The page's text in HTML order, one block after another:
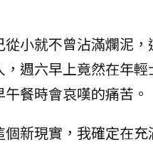
從小就不曾沾滿爛泥
，週六早上竟然在年
餐時會哀嘆的痛苦。
個新現實，我確定在